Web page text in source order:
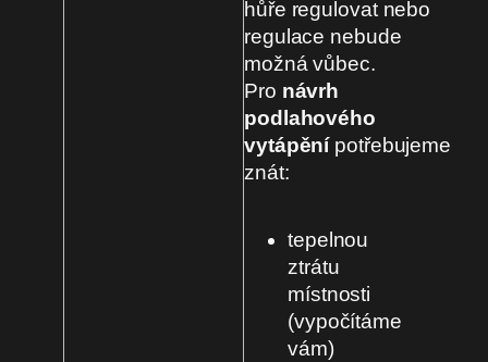
hůře regulovat nebo
regulace nebude
možná vůbec.
Pro návrh
podlahového
vytápěnípotřebujeme
znát:
tepelnou
ztrátu
místnosti
(vypočítáme
vám)